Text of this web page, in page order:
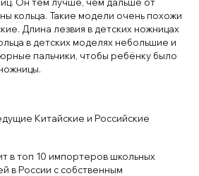
кольца. Такие модели очень похожи
Длина лезвия в детских ножницах
в детских моделях небольшие и
пальчики, чтобы ребёнку было
Китайские и Российские
в топ 10 импортеров школьных
в России с собственным